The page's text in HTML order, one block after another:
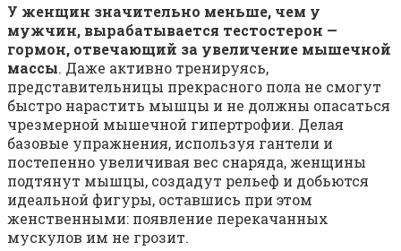
У женщин значительно меньше, чем у
мужчин, вырабатывается тестостерон —
гормон, отвечающий за увеличение мышечной
массы. Даже активно тренируясь,
представительницы прекрасного пола не смогут
быстро нарастить мышцы и не должны опасаться
чрезмерной мышечной гипертрофии. Делая
базовые упражнения, используя гантели и
постепенно увеличивая вес снаряда, женщины
подтянут мышцы, создадут рельеф и добьются
идеальной фигуры, оставшись при этом
женственными: появление перекачанных
мускулов им не грозит.